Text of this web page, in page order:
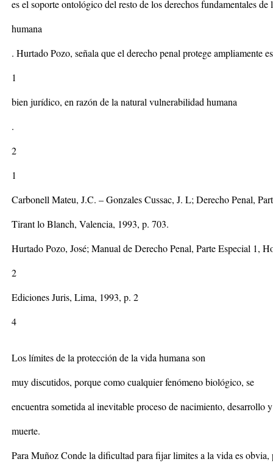
es el soporte ontológico del resto de los derechos fundamentales de
humana
. Hurtado Pozo, señala que el derecho penal protege ampliamente
1
bien jurídico, en razón de la natural vulnerabilidad humana
.
2
1
Carbonell Mateu, J.C. – Gonzales Cussac, J. L; Derecho Penal,
Tirant lo Blanch, Valencia, 1993, p. 703.
Hurtado Pozo, José; Manual de Derecho Penal, Parte Especial 1,
2
Ediciones Juris, Lima, 1993, p. 2
4
Los límites de la protección de la vida humana son
muy discutidos, porque como cualquier fenómeno biológico, se
encuentra sometida al inevitable proceso de nacimiento, desarrollo y
muerte.
Para Muñoz Conde la dificultad para fijar limites a la vida es obvia,